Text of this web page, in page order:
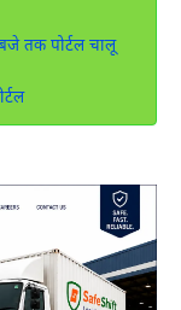
तक पोर्टल चालू